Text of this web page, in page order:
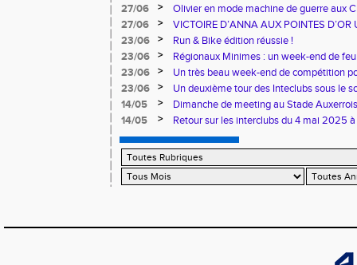
27/06
>
Olivier en mode machine de guerre aux
Master
27/06 >
VICTOIRE D’ANNA AUX POINTES D’OR
23/06
>
Run & Bike édition réussie !
23/06
>
Régionaux Minimes : un week-end de
23/06
>
Un très beau week-end de compétition
23/06
>
Un deuxième tour des Inteclubs sous le
14/05
>
Dimanche de meeting au Stade Auxerrois
14/05
> Retour sur les interclubs du 4 mai 2025